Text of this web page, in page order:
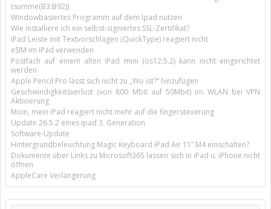
(summe(B3:B92))
Windowbasiertes Programm auf dem Ipad nutzen
Wie installiere ich ein selbst-signiertes SSL-Zertifikat?
iPad Leiste mit Textvorschlägen (QuickType) reagiert nicht
eSIM im iPad verwenden
Postfach auf einem alten iPad mini (os12.5.2) kann nicht eingerichtet
werden
Apple Pencil Pro lässt sich nicht zu „Wo ist?“ hinzufügen
Geschwindigkeitsverlust (von 800 Mbit auf 50Mbit) im WLAN bei VPN
Aktivierung
Moin, mein iPad reagiert nicht mehr auf die fingersteuerung
Update 26.5.2 eines ipad 3. Generation
Software-Update
Hintergrundbeleuchtung Magic Keyboard iPad Air 11’’ M4 einschalten?
Dokumente über Links zu Microsoft365 lassen sich in iPad u. iPhone nicht
öffnen
AppleCare Verlängerung